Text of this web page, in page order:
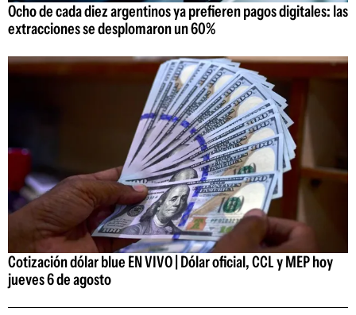
Ocho de cada diez argentinos ya prefieren pagos digitales: las
extracciones se desplomaron un 60%
Cotización dólar blue EN VIVO | Dólar oficial, CCL y MEP hoy
jueves 6 de agosto